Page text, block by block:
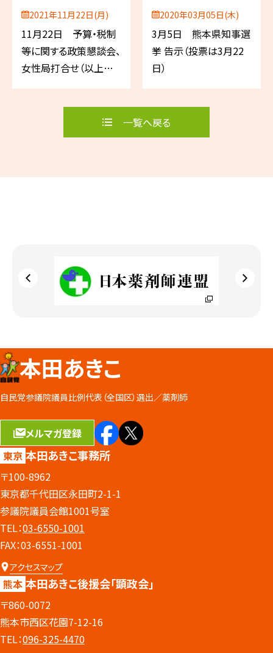
2021年11月22日(月)
11月22日 予算・税制
等に関する政策懇談会、
女性局打合せ（以上
2020年03月05日(木)
3月5日 熊本県知事選
挙 告示（投票は3月22
日）
一覧へ戻る
本田あきこ
自民党参議院議員比例代表（全国区）選出／薬剤師
メルマガ登録
東京 本田あきこ事務所
〒100-8962
東京都千代田区永田町2-1-1
参議院議員会館1001号室
TEL：03-6550-1001
FAX：03-6551-1001
アクセスマップ
熊本 本田あきこ後援会「顕政会」
〒860-0072
熊本市西区花園7-12-16
TEL：096-325-4470